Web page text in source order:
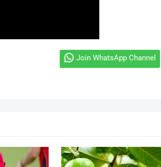
Join WhatsApp Channel